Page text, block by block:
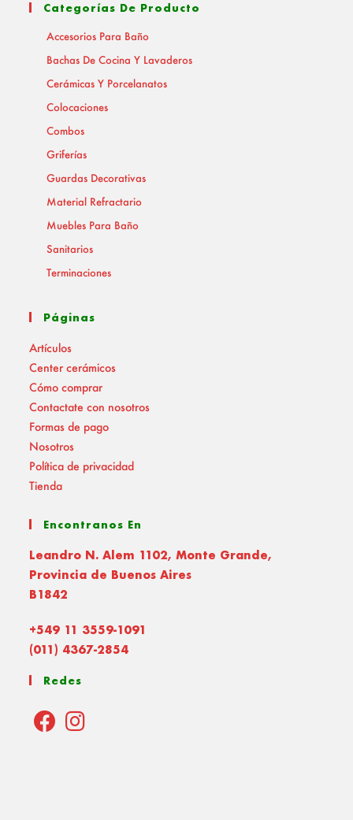
Categorías De Producto
Accesorios Para Baño
Bachas De Cocina Y Lavaderos
Cerámicas Y Porcelanatos
Colocaciones
Combos
Griferías
Guardas Decorativas
Material Refractario
Muebles Para Baño
Sanitarios
Terminaciones
Páginas
Artículos
Center cerámicos
Cómo comprar
Contactate con nosotros
Formas de pago
Nosotros
Política de privacidad
Tienda
Encontranos En
Leandro N. Alem 1102, Monte Grande,
Provincia de Buenos Aires
B1842
+549 11 3559-1091
(011) 4367-2854
Redes